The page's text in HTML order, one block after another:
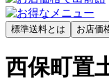
標準送料とは お店価
西保町置